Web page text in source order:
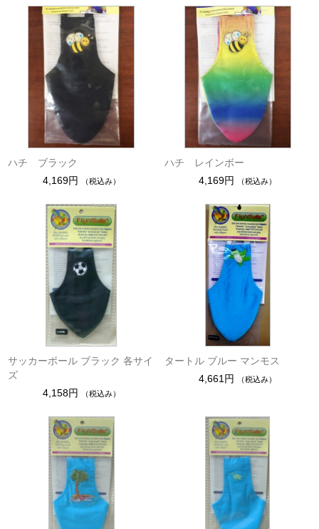
ハチ ブラック
4,169円
（税込み）
ハチ レインボー
4,169円
（税込み）
サッカーボール ブラック 各サイ
ズ
4,158円
（税込み）
タートル ブルー マンモス
4,661円
（税込み）